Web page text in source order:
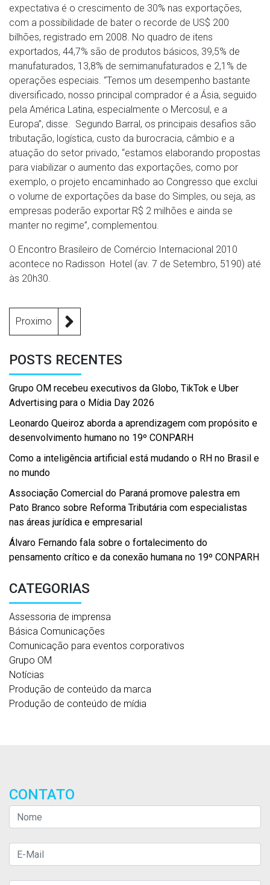
expectativa é o crescimento de 30% nas exportações,
com a possibilidade de bater o recorde de US$ 200
bilhões, registrado em 2008. No quadro de itens
exportados, 44,7% são de produtos básicos, 39,5% de
manufaturados, 13,8% de semimanufaturados e 2,1% de
operações especiais. “Temos um desempenho bastante
diversificado, nosso principal comprador é a Ásia, seguido
pela América Latina, especialmente o Mercosul, e a
Europa”, disse. Segundo Barral, os principais desafios são
tributação, logística, custo da burocracia, câmbio e a
atuação do setor privado, “estamos elaborando propostas
para viabilizar o aumento das exportações, como por
exemplo, o projeto encaminhado ao Congresso que exclui
o volume de exportações da base do Simples, ou seja, as
empresas poderão exportar R$ 2 milhões e ainda se
manter no regime”, complementou.
O Encontro Brasileiro de Comércio Internacional 2010
acontece no Radisson Hotel (av. 7 de Setembro, 5190) até
às 20h30.
Proximo
POSTS RECENTES
Grupo OM recebeu executivos da Globo, TikTok e Uber
Advertising para o Mídia Day 2026
Leonardo Queiroz aborda a aprendizagem com propósito e
desenvolvimento humano no 19º CONPARH
Como a inteligência artificial está mudando o RH no Brasil e
no mundo
Associação Comercial do Paraná promove palestra em
Pato Branco sobre Reforma Tributária com especialistas
nas áreas jurídica e empresarial
Álvaro Fernando fala sobre o fortalecimento do
pensamento crítico e da conexão humana no 19º CONPARH
CATEGORIAS
Assessoria de imprensa
Básica Comunicações
Comunicação para eventos corporativos
Grupo OM
Notícias
Produção de conteúdo da marca
Produção de conteúdo de mídia
CONTATO